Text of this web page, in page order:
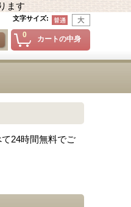
ます
文字サイズ:
0 カートの中身
24時間無料でご